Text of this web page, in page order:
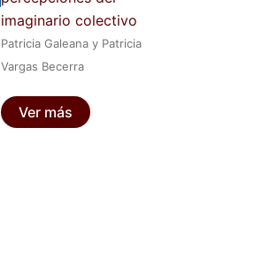
imaginario colectivo
Patricia Galeana y Patricia
Vargas Becerra
Ver más